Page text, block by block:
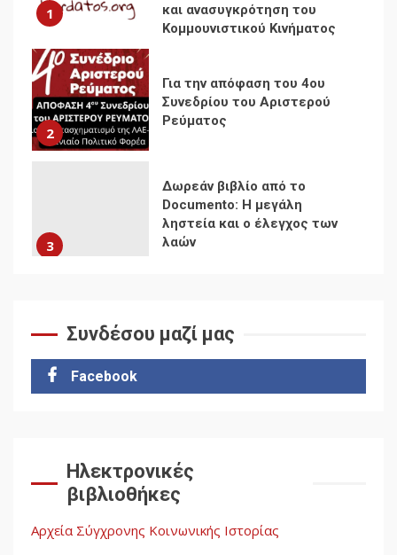
1
και ανασυγκρότηση του
Κομμουνιστικού Κινήματος
2
Για την απόφαση του 4ου
Συνεδρίου του Αριστερού
Ρεύματος
3
Δωρεάν βιβλίο από το
Documento: Η μεγάλη
ληστεία και ο έλεγχος των
λαών
4
Νεοαποικιοκρατία και η
Απουσία Ιστορικής
Εμπειρίας στην Οικοδόμηση
Παγκόσμιο Νότο
Αυγή: Μαρξισμός και Εθνική
Απελευθέρωση
Συνδέσου μαζί μας
Facebook
Ηλεκτρονικές
βιβλιοθήκες
Αρχεία Σύγχρονης Κοινωνικής Ιστορίας